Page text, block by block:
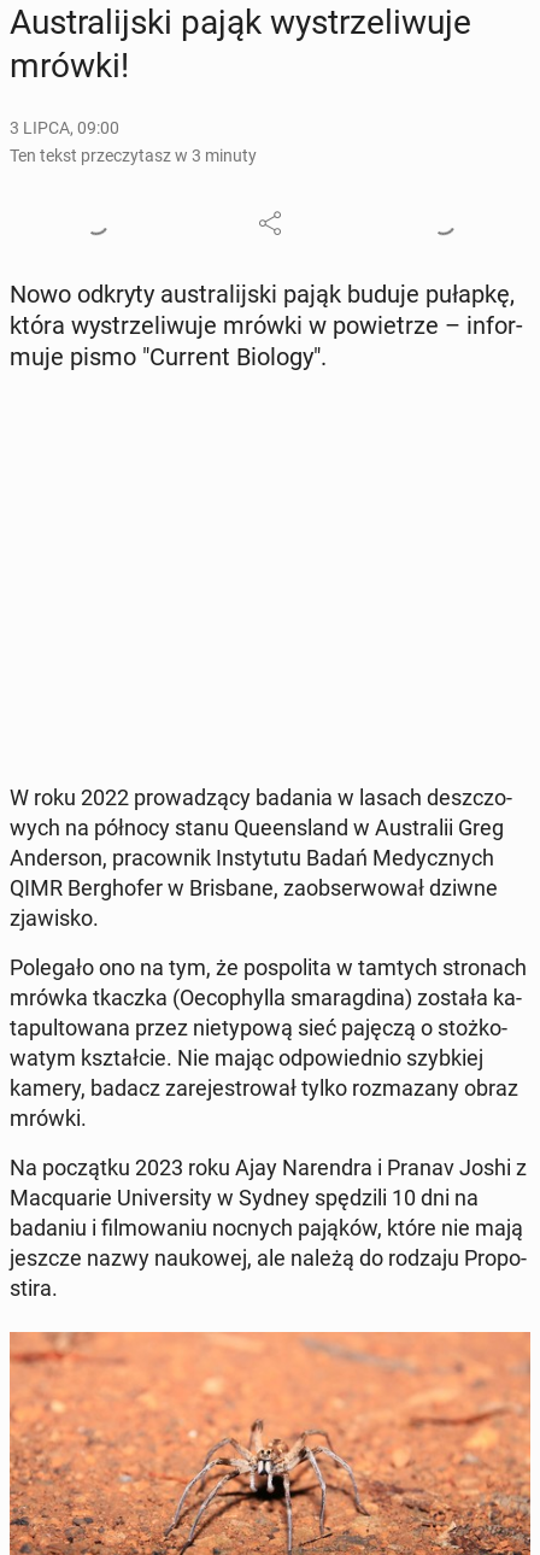
Au­stra­lij­ski pająk wy­strze­li­wu­je
mrówki!
3 LIPCA, 09:00
Ten tekst przeczytasz w 3 minuty
Nowo odkryty au­stra­lij­ski pająk buduje pułapkę,
która wy­strze­li­wu­je mrówki w po­wie­trze – in­for­
mu­je pismo "Current Biology".
W roku 2022 pro­wa­dzą­cy badania w lasach desz­czo­
wych na północy stanu Qu­een­sland w Au­stra­lii Greg
An­der­son, pra­cow­nik In­sty­tu­tu Badań Me­dycz­nych
QIMR Ber­gho­fer w Bris­ba­ne, za­ob­ser­wo­wał dziwne
zja­wi­sko.
Po­le­ga­ło ono na tym, że po­spo­li­ta w tamtych stro­nach
mrówka tkaczka (Oeco­phyl­la sma­rag­di­na) została ka­
ta­pul­to­wa­na przez nie­ty­po­wą sieć pajęczą o stoż­ko­
wa­tym kształ­cie. Nie mając od­po­wied­nio szyb­kiej
kamery, badacz za­re­je­stro­wał tylko roz­ma­za­ny obraz
mrówki.
Na po­cząt­ku 2023 roku Ajay Na­ren­dra i Pranav Joshi z
Ma­cqu­arie Uni­ver­si­ty w Sydney spę­dzi­li 10 dni na
badaniu i fil­mo­wa­niu nocnych pająków, które nie mają
jeszcze nazwy na­uko­wej, ale należą do rodzaju Pro­po­
sti­ra.